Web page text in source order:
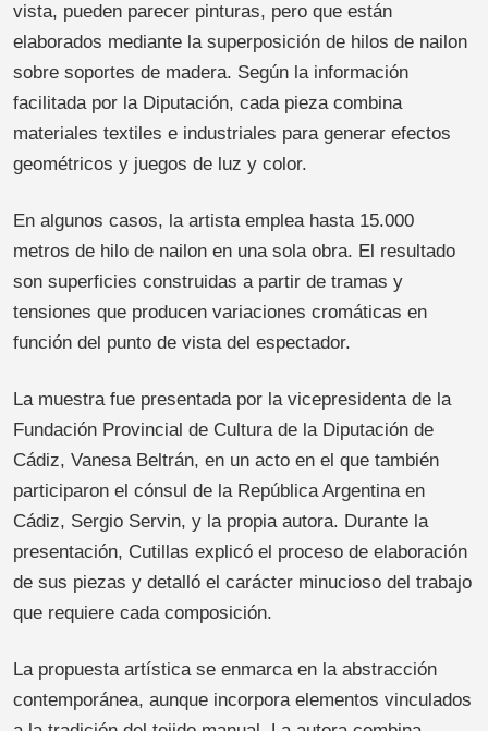
vista, pueden parecer pinturas, pero que están
elaborados mediante la superposición de hilos de nailon
sobre soportes de madera. Según la información
facilitada por la Diputación, cada pieza combina
materiales textiles e industriales para generar efectos
geométricos y juegos de luz y color.
En algunos casos, la artista emplea hasta 15.000
metros de hilo de nailon en una sola obra. El resultado
son superficies construidas a partir de tramas y
tensiones que producen variaciones cromáticas en
función del punto de vista del espectador.
La muestra fue presentada por la vicepresidenta de la
Fundación Provincial de Cultura de la Diputación de
Cádiz, Vanesa Beltrán, en un acto en el que también
participaron el cónsul de la República Argentina en
Cádiz, Sergio Servin, y la propia autora. Durante la
presentación, Cutillas explicó el proceso de elaboración
de sus piezas y detalló el carácter minucioso del trabajo
que requiere cada composición.
La propuesta artística se enmarca en la abstracción
contemporánea, aunque incorpora elementos vinculados